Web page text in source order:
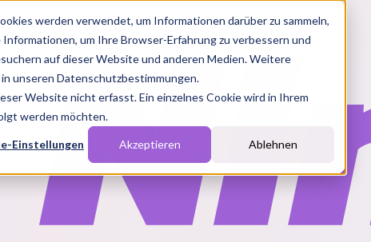
werden verwendet, um Informationen darüber zu sammeln,
um Ihre Browser-Erfahrung zu verbessern und
auf dieser Website und anderen Medien. Weitere
unseren Datenschutzbestimmungen.
Website nicht erfasst. Ein einzelnes Cookie wird in Ihrem
werden möchten.
Einstellungen Akzeptieren Ablehnen